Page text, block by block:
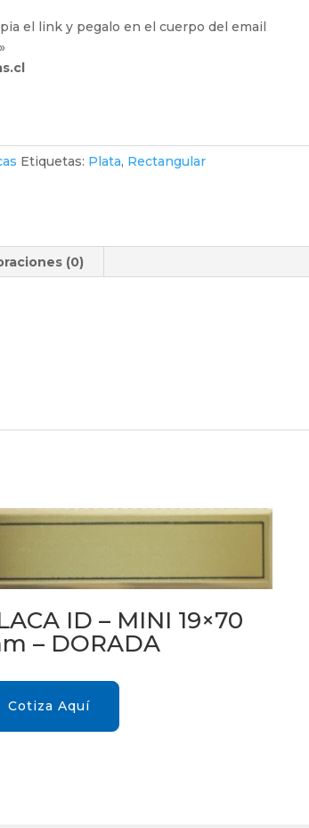
el link y pegalo en el cuerpo del email
Etiquetas: Plata, Rectangular
(0)
ID – MINI 19×70
– DORADA
Cotiza Aquí